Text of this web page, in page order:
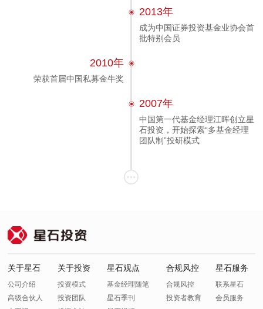
2013年
成为中国证券投资基金业协会首
批特别会员
2010年
荣获首届中国私募金牛奖
2007年
中国第一代基金经理江晖创立星
石投资，开始探索“多基金经理
团队制”投研模式
关于星石
公司介绍
高级合伙人
关于投资
投资模式
投资团队
星石观点
基金经理随笔
星石季刊
合规风控
合规风控
投资者教育
星石服务
联系星石
会员服务